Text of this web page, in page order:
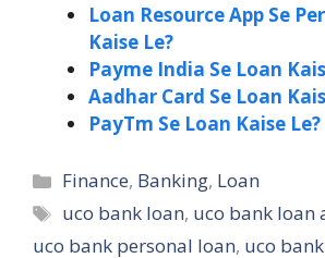
Loan Resource App Se
Kaise Le?
Payme India Se Loan
Aadhar Card Se Loan
PayTm Se Loan Kaise Le?
Categories
Finance, Banking, Loan
Tags
uco bank loan, uco bank loan
uco bank personal loan, uco